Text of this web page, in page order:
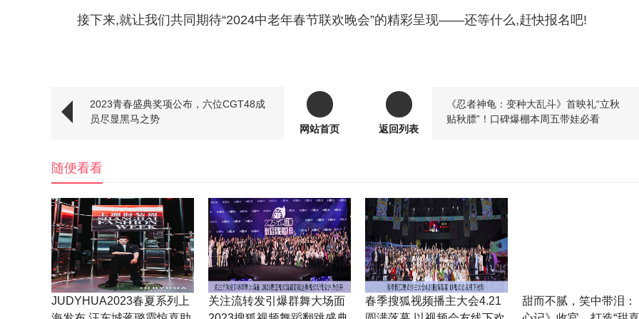
接下来,就让我们共同期待“2024中老年春节联欢晚会”的精彩呈现——还等什么,赶快报名吧!
2023青春盛典奖项公布，六位CGT48成
员尽显黑马之势
《忍者神龟：变种大乱斗》首映礼“立秋
贴秋膘”！口碑爆棚本周五带娃必看
网站首页
返回列表
随便看看
JUDYHUA2023春夏系列上
关注流转发引爆群舞大场面
春季搜狐视频播主大会4.21
甜而不腻，笑中带泪：